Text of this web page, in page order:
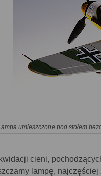
umieszczone pod stołem
cieni,
lampę, najczęściej